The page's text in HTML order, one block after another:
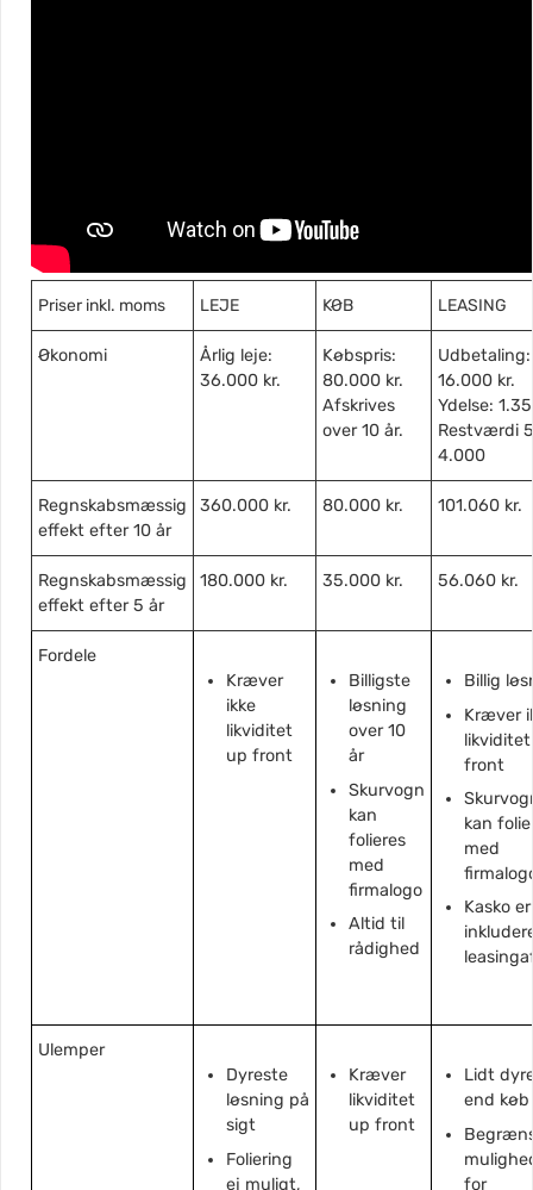
Priser inkl. moms LEJE KØB LEASING
Økonomi
Årlig leje:
36.000 kr.
Købspris:
80.000 kr.
Afskrives
over 10 år.
Udbetaling:
16.000 kr.
Ydelse:
Restværdi
4.000
Regnskabsmæssig
effekt efter 10 år
360.000 kr. 80.000 kr. 101.060 kr.
Regnskabsmæssig
effekt efter 5 år
180.000 kr. 35.000 kr. 56.060 kr.
Fordele
Kræver
ikke
likviditet
up front
Billigste
løsning
over 10
år
Skurvogn
kan
folieres
med
firmalogo
Altid til
rådighed
Billig
Kræver
front
kan
med
Kasko er
Ulemper
Dyreste
løsning på
sigt
Foliering
ej muligt,
Kræver
likviditet
up front
Lidt
end køb
for